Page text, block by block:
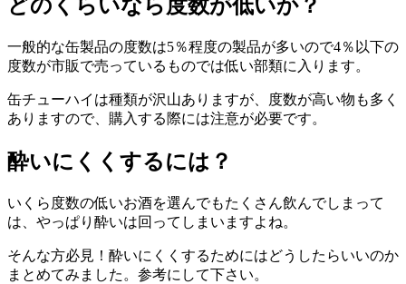
どのくらいなら度数が低いか？
一般的な缶製品の度数は5％程度の製品が多いので4％以下の
度数が市販で売っているものでは低い部類に入ります。
缶チューハイは種類が沢山ありますが、度数が高い物も多く
ありますので、購入する際には注意が必要です。
酔いにくくするには？
いくら度数の低いお酒を選んでもたくさん飲んでしまって
は、やっぱり酔いは回ってしまいますよね。
そんな方必見！酔いにくくするためにはどうしたらいいのか
まとめてみました。参考にして下さい。